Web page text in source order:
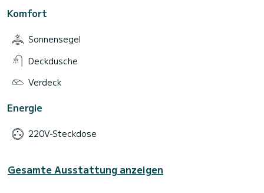
Komfort
Sonnensegel
Deckdusche
Verdeck
Energie
220V-Steckdose
Gesamte Ausstattung anzeigen